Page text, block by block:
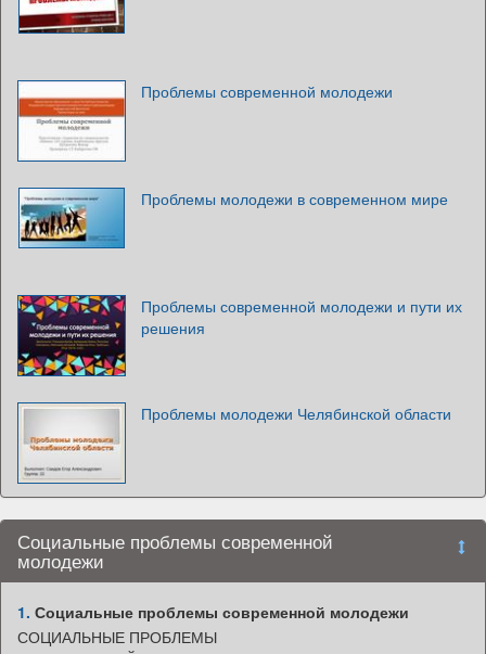
Проблемы современной молодежи
Проблемы молодежи в современном мире
Проблемы современной молодежи и пути их
решения
Проблемы молодежи Челябинской области
Социальные проблемы современной
молодежи
1. Социальные проблемы современной молодежи
СОЦИАЛЬНЫЕ ПРОБЛЕМЫ